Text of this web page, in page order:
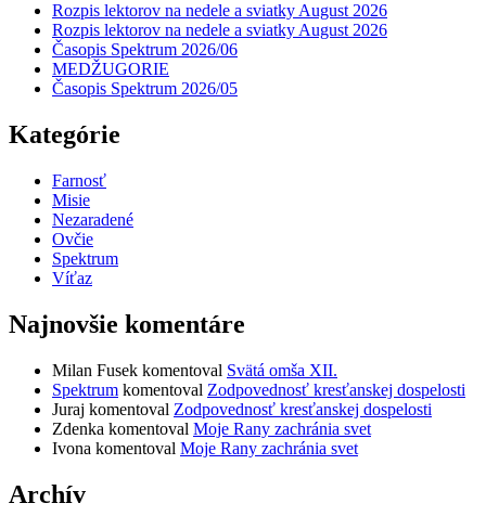
Rozpis lektorov na nedele a sviatky August 2026
Rozpis lektorov na nedele a sviatky August 2026
Časopis Spektrum 2026/06
MEDŽUGORIE
Časopis Spektrum 2026/05
Kategórie
Farnosť
Misie
Nezaradené
Ovčie
Spektrum
Víťaz
Najnovšie komentáre
Milan Fusek komentoval Svätá omša XII.
Spektrum komentoval Zodpovednosť kresťanskej dospelosti
Juraj komentoval Zodpovednosť kresťanskej dospelosti
Zdenka komentoval Moje Rany zachránia svet
Ivona komentoval Moje Rany zachránia svet
Archív